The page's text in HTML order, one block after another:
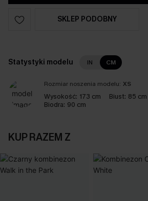
SKLEP PODOBNY
Statystyki modelu IN CM
Rozmiar noszenia modelu: XS
Wysokość: 173 cm Biust: 85 cm
Biodra: 90 cm
KUP RAZEM Z